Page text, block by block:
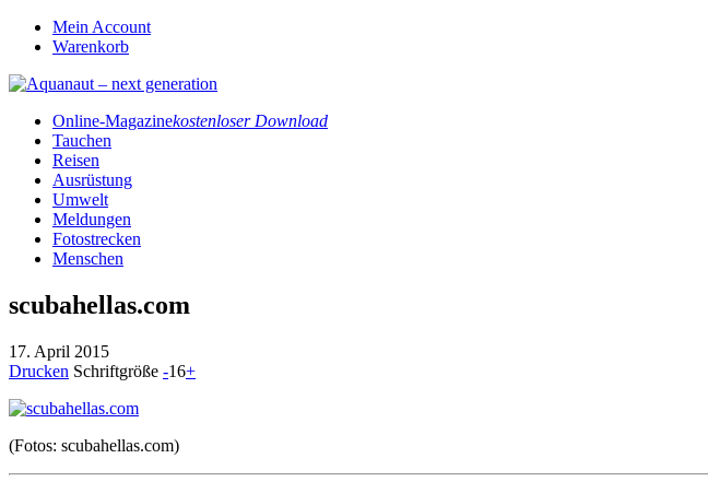
Mein Account
Warenkorb
Online-Magazinekostenloser Download
Tauchen
Reisen
Ausrüstung
Umwelt
Meldungen
Fotostrecken
Menschen
scubahellas.com
17. April 2015
Drucken Schriftgröße -16+
(Fotos: scubahellas.com)